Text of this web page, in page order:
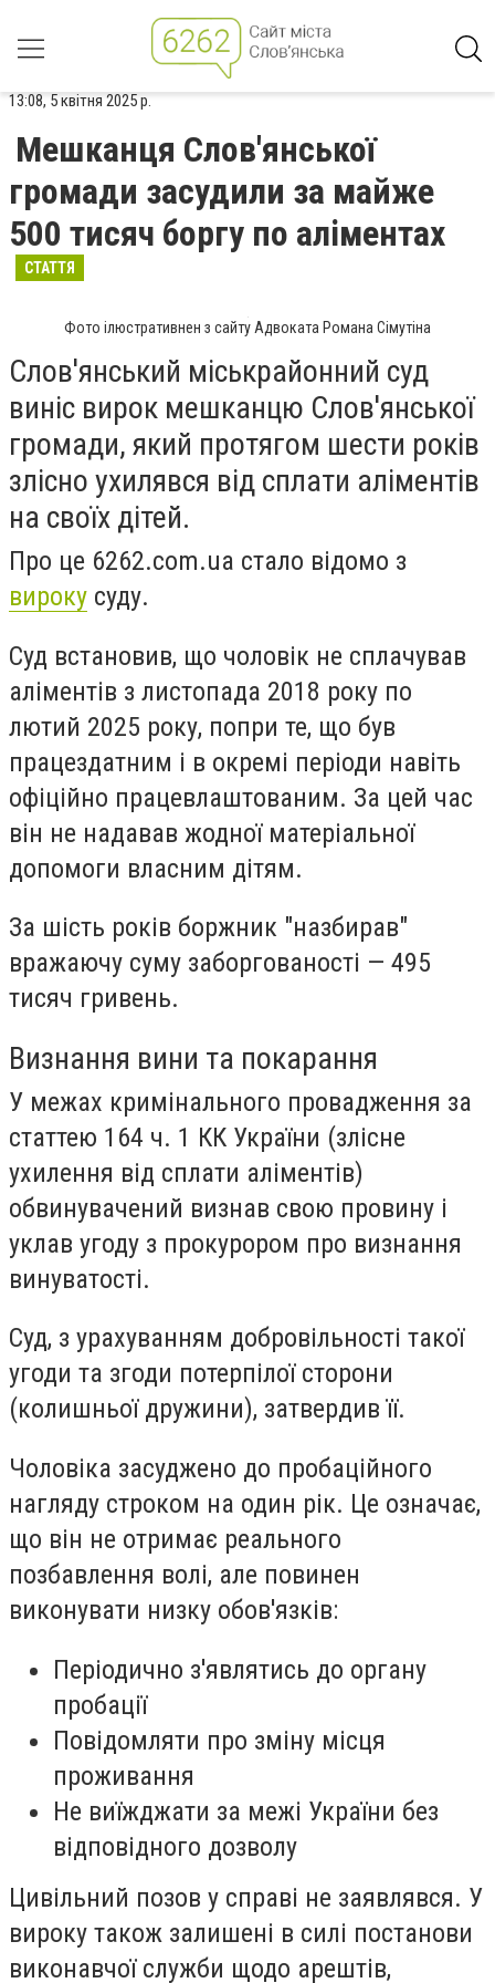
13:08, 5 квітня 2025 р.
Мешканця Слов'янської
громади засудили за майже
500 тисяч боргу по аліментах
СТАТТЯ
Фото ілюстративнен з сайту Адвоката Романа Сімутіна
Слов'янський міськрайонний суд
виніс вирок мешканцю Слов'янської
громади, який протягом шести років
злісно ухилявся від сплати аліментів
на своїх дітей.
Про це 6262.com.ua стало відомо з
вироку суду.
Суд встановив, що чоловік не сплачував
аліментів з листопада 2018 року по
лютий 2025 року, попри те, що був
працездатним і в окремі періоди навіть
офіційно працевлаштованим. За цей час
він не надавав жодної матеріальної
допомоги власним дітям.
За шість років боржник "назбирав"
вражаючу суму заборгованості — 495
тисяч гривень.
Визнання вини та покарання
У межах кримінального провадження за
статтею 164 ч. 1 КК України (злісне
ухилення від сплати аліментів)
обвинувачений визнав свою провину і
уклав угоду з прокурором про визнання
винуватості.
Суд, з урахуванням добровільності такої
угоди та згоди потерпілої сторони
(колишньої дружини), затвердив її.
Чоловіка засуджено до пробаційного
нагляду строком на один рік. Це означає,
що він не отримає реального
позбавлення волі, але повинен
виконувати низку обов'язків:
Періодично з'являтись до органу
пробації
Повідомляти про зміну місця
проживання
Не виїжджати за межі України без
відповідного дозволу
Цивільний позов у справі не заявлявся. У
вироку також залишені в силі постанови
виконавчої служби щодо арештів,